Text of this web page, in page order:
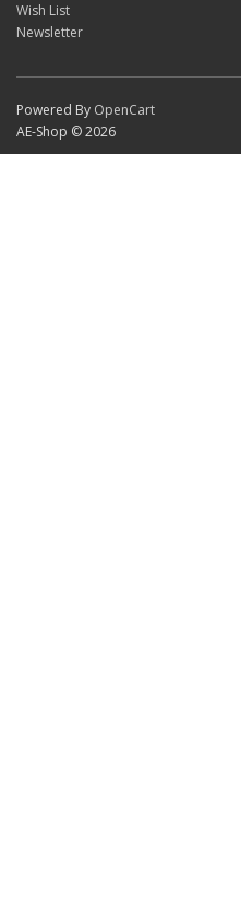
Wish List
Newsletter
Powered By OpenCart
AE-Shop © 2026